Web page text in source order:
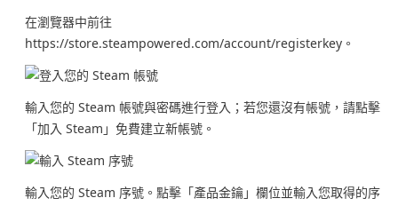
在瀏覽器中前往
https://store.steampowered.com/account/registerkey 。
輸入您的 Steam 帳號與密碼進行登入；若您還沒有帳號，請點擊
「加入 Steam」免費建立新帳號。
輸入您的 Steam 序號。點擊「產品金鑰」欄位並輸入您取得的序